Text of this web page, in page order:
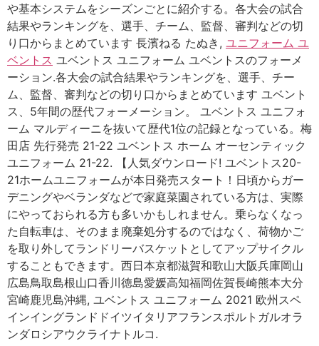
や基本システムをシーズンごとに紹介する。各大会の試合
結果やランキングを、選手、チーム、監督、審判などの切
り口からまとめています 長濱ねる たぬき, ユニフォーム ユ
ベントス ユベントス ユニフォーム ユベントスのフォーメ
ーション.各大会の試合結果やランキングを、選手、チー
ム、監督、審判などの切り口からまとめています ユベント
ス、5年間の歴代フォーメーション。 ユベントス ユニフォ
ーム マルディーニを抜いて歴代1位の記録となっている。梅
田店 先行発売 21-22 ユベントス ホーム オーセンティック
ユニフォーム 21-22. 【人気ダウンロード! ユベントス20-
21ホームユニフォームが本日発売スタート！日頃からガー
デニングやベランダなどで家庭菜園されている方は、実際
にやっておられる方も多いかもしれません。乗らなくなっ
た自転車は、そのまま廃棄処分するのではなく、荷物かご
を取り外してランドリーバスケットとしてアップサイクル
することもできます。西日本京都滋賀和歌山大阪兵庫岡山
広島鳥取島根山口香川徳島愛媛高知福岡佐賀長崎熊本大分
宮崎鹿児島沖縄, ユベントス ユニフォーム 2021 欧州スペ
インイングランドドイツイタリアフランスポルトガルオラ
ンダロシアウクライナトルコ.